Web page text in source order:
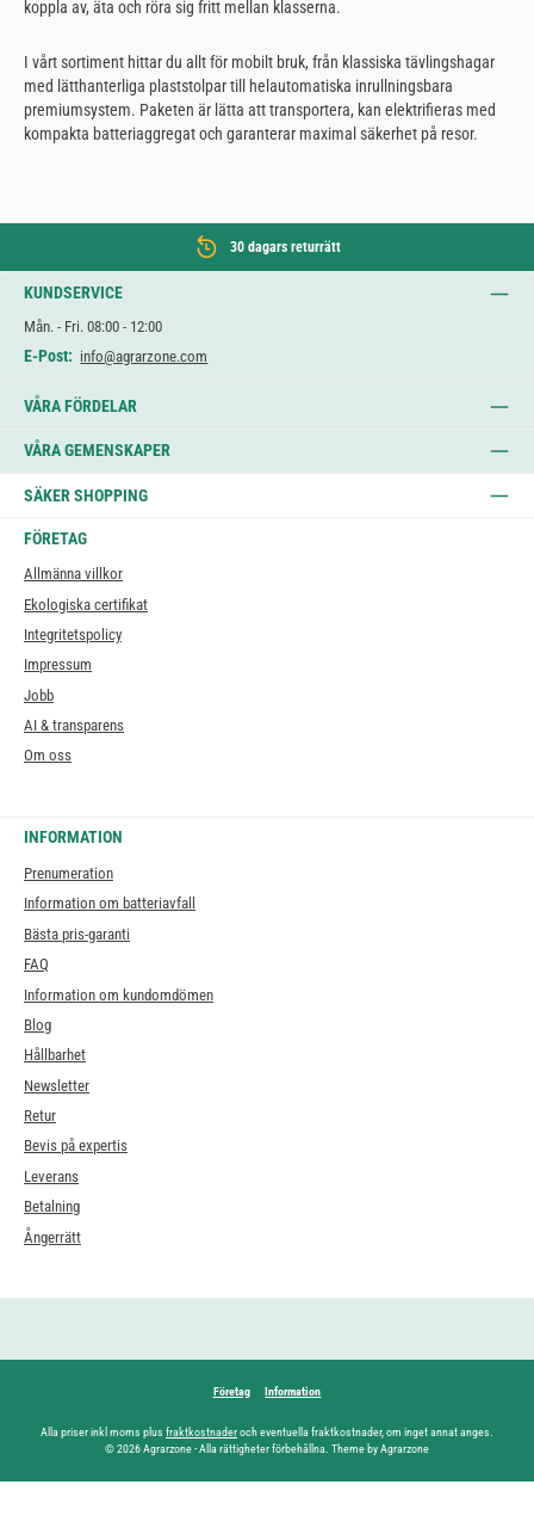
koppla av, äta och röra sig fritt mellan klasserna.
I vårt sortiment hittar du allt för mobilt bruk, från klassiska tävlingshagar
med lätthanterliga plaststolpar till helautomatiska inrullningsbara
premiumsystem. Paketen är lätta att transportera, kan elektrifieras med
kompakta batteriaggregat och garanterar maximal säkerhet på resor.
30 dagars returrätt
KUNDSERVICE
Mån. - Fri. 08:00 - 12:00
E-Post: info@agrarzone.com
VÅRA FÖRDELAR
VÅRA GEMENSKAPER
SÄKER SHOPPING
FÖRETAG
Allmänna villkor
Ekologiska certifikat
Integritetspolicy
Impressum
Jobb
AI & transparens
Om oss
INFORMATION
Prenumeration
Information om batteriavfall
Bästa pris-garanti
FAQ
Information om kundomdömen
Blog
Hållbarhet
Newsletter
Retur
Bevis på expertis
Leverans
Betalning
Ångerrätt
Företag Information
Alla priser inkl moms plus fraktkostnaderoch eventuella fraktkostnader, om inget annat anges.
© 2026 Agrarzone - Alla rättigheter förbehållna. Theme by Agrarzone